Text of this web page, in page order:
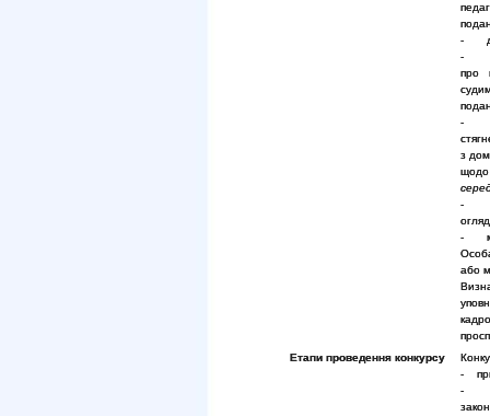
-
про
-
з
щодо
-
-
або
Етапи проведення конкурсу
-
-